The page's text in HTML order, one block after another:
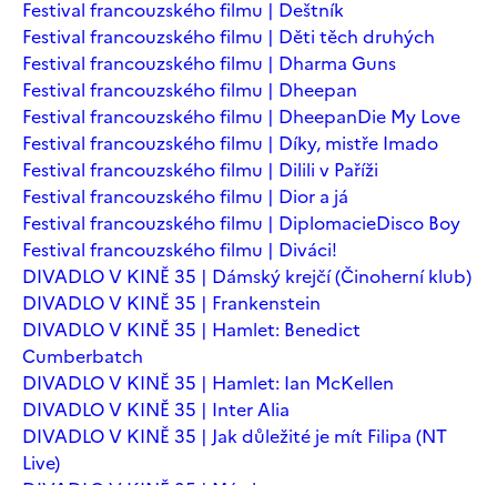
Festival francouzského filmu | Deštník
Festival francouzského filmu | Děti těch druhých
Festival francouzského filmu | Dharma Guns
Festival francouzského filmu | Dheepan
Festival francouzského filmu | DheepanDie My Love
Festival francouzského filmu | Díky, mistře Imado
Festival francouzského filmu | Dilili v Paříži
Festival francouzského filmu | Dior a já
Festival francouzského filmu | DiplomacieDisco Boy
Festival francouzského filmu | Diváci!
DIVADLO V KINĚ 35 | Dámský krejčí (Činoherní klub)
DIVADLO V KINĚ 35 | Frankenstein
DIVADLO V KINĚ 35 | Hamlet: Benedict
Cumberbatch
DIVADLO V KINĚ 35 | Hamlet: Ian McKellen
DIVADLO V KINĚ 35 | Inter Alia
DIVADLO V KINĚ 35 | Jak důležité je mít Filipa (NT
Live)